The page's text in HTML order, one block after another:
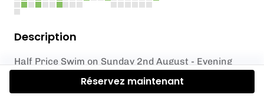
Description
Half Price Swim on Sunday 2nd August - Evening
Swim - Book now via this link
Réservez maintenant